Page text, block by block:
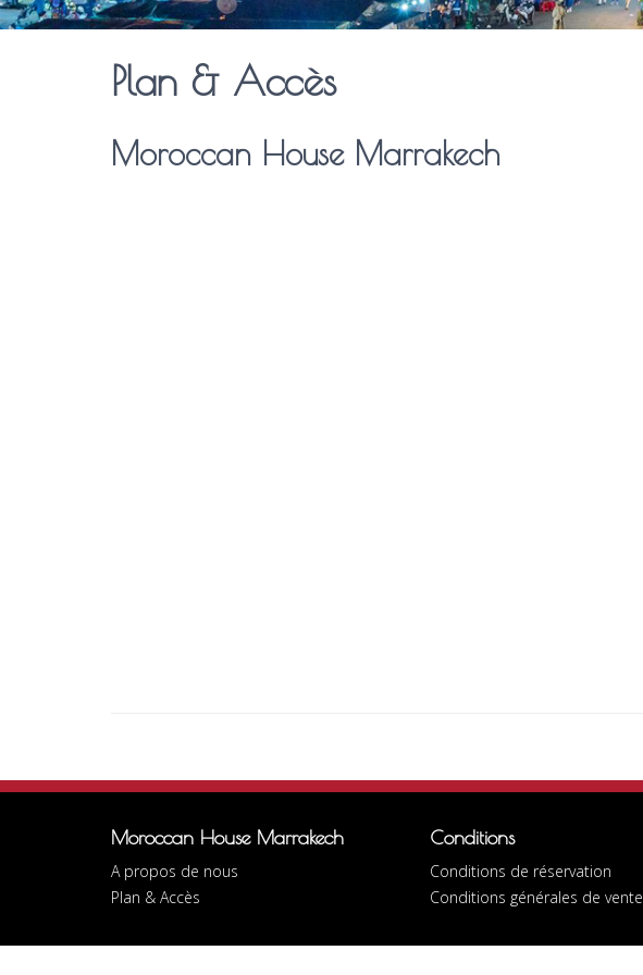
Plan & Accès
Moroccan House Marrakech
Moroccan House Marrakech
A propos de nous
Plan & Accès
Conditions
Conditions de réservation
Conditions générales de vente